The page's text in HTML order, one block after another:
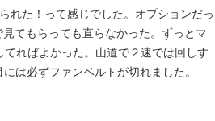
れた！って感じでした。オプションだっ
てもらっても直らなかった。ずっとマ
ればよかった。山道で２速では回しす
は必ずファンベルトが切れました。